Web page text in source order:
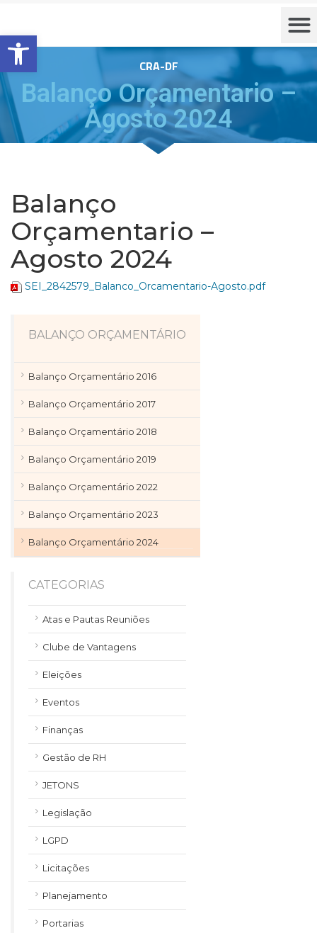
Barra de Ferramentas Aberta
CRA-DF
Balanço Orçamentario –
Agosto 2024
Balanço
Orçamentario –
Agosto 2024
SEI_2842579_Balanco_Orcamentario-Agosto.pdf
BALANÇO ORÇAMENTÁRIO
Balanço Orçamentário 2016
Balanço Orçamentário 2017
Balanço Orçamentário 2018
Balanço Orçamentário 2019
Balanço Orçamentário 2022
Balanço Orçamentário 2023
Balanço Orçamentário 2024
CATEGORIAS
Atas e Pautas Reuniões
Clube de Vantagens
Eleições
Eventos
Finanças
Gestão de RH
JETONS
Legislação
LGPD
Licitações
Planejamento
Portarias